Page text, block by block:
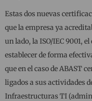
Estas dos nuevas
que la empresa ya
un lado, la ISO/IEC 9001,
establecer de forma
que en el caso de ABAST
ligados a sus actividades
Infraestructuras TI